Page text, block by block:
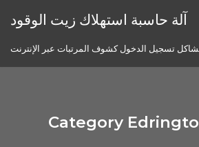
آلة حاسبة استهلاك زيت الوقود
تسجيل الدخول كشوف المرتبات عبر الإنترنت
Category